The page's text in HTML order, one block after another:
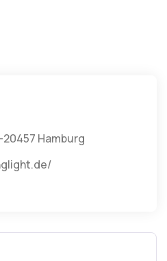
20457 Hamburg